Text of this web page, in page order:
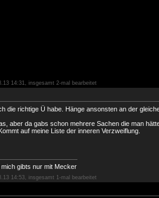
14:31, insgesamt 2-mal bearbeitet
die richtige Ü habe. Hänge ansonsten an der
aber da gabs schon mehrere Sachen die man
auf meine Liste der inneren Verzweiflung.
gibts nur mit Mecker
14:53, insgesamt 1-mal bearbeitet